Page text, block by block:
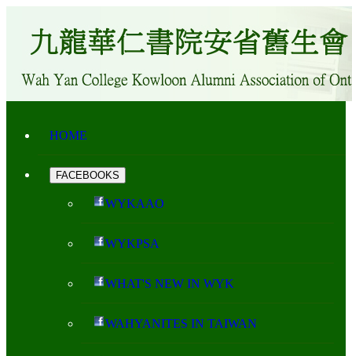
HOME
FACEBOOKS
WYKAAO
WYKPSA
WHAT'S NEW IN WYK
WAHYANITES IN TAIWAN